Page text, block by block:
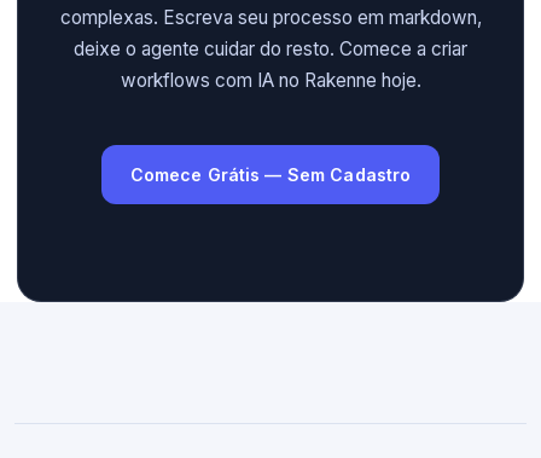
complexas. Escreva seu processo em markdown,
deixe o agente cuidar do resto. Comece a criar
workflows com IA no Rakenne hoje.
Comece Grátis — Sem Cadastro